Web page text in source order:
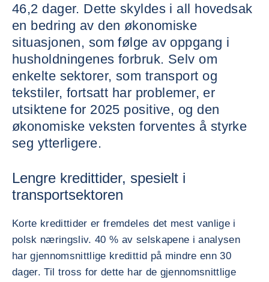
46,2 dager. Dette skyldes i all hovedsak
en bedring av den økonomiske
situasjonen, som følge av oppgang i
husholdningenes forbruk. Selv om
enkelte sektorer, som transport og
tekstiler, fortsatt har problemer, er
utsiktene for 2025 positive, og den
økonomiske veksten forventes å styrke
seg ytterligere.
Lengre kredittider, spesielt i
transportsektoren
Korte kredittider er fremdeles det mest vanlige i
polsk næringsliv. 40 % av selskapene i analysen
har gjennomsnittlige kredittid på mindre enn 30
dager. Til tross for dette har de gjennomsnittlige